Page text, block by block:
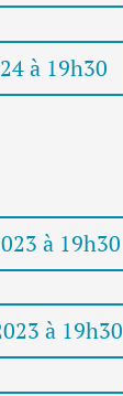
à 19h30
à 19h30
à 19h30